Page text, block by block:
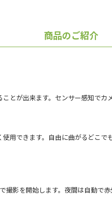
商品のご紹介
とが出来ます。センサー感知でカ
用できます。自由に曲がるどこ
影を開始します。夜間は自動で